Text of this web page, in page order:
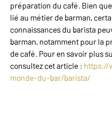
préparation du café. Bien
lié au métier de barman,
connaissances du barista
barman, notamment pour la
de café. Pour en savoir plus
consultez cet article : https://
monde-du-bar/barista/